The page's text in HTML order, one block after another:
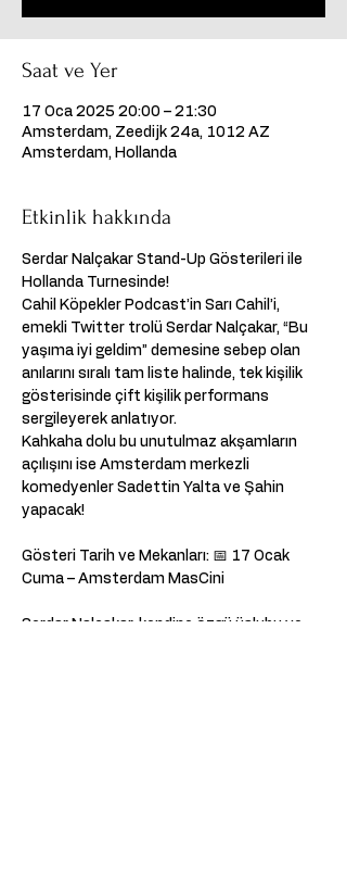
Saat ve Yer
17 Oca 2025 20:00 – 21:30
Amsterdam, Zeedijk 24a, 1012 AZ
Amsterdam, Hollanda
Etkinlik hakkında
Serdar Nalçakar Stand-Up Gösterileri ile
Hollanda Turnesinde!
Cahil Köpekler Podcast’in Sarı Cahil’i,
emekli Twitter trolü Serdar Nalçakar, “Bu
yaşıma iyi geldim” demesine sebep olan
anılarını sıralı tam liste halinde, tek kişilik
gösterisinde çift kişilik performans
sergileyerek anlatıyor.
Kahkaha dolu bu unutulmaz akşamların
açılışını ise Amsterdam merkezli
komedyenler Sadettin Yalta ve Şahin
yapacak!
Gösteri Tarih ve Mekanları: 📅 17 Ocak
Cuma – Amsterdam MasCini
Serdar Nalçakar, kendine özgü üslubu ve